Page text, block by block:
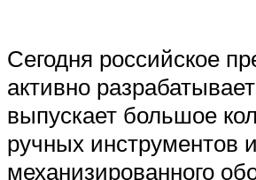
Сегодня российское
активно
выпускает большое
ручных инструментов и
механизированного